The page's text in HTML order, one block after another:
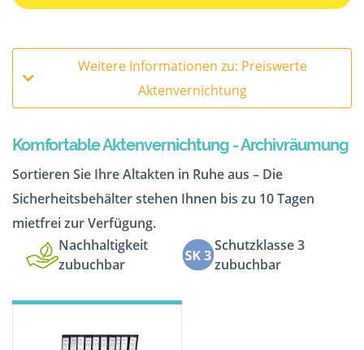
Weitere Informationen zu: Preiswerte
Aktenvernichtung
Komfortable Aktenvernichtung - Archivräumung
Sortieren Sie Ihre Altakten in Ruhe aus – Die
Sicherheitsbehälter stehen Ihnen bis zu 10 Tagen
mietfrei zur Verfügung.
Nachhaltigkeit
zubuchbar
Schutzklasse 3
zubuchbar